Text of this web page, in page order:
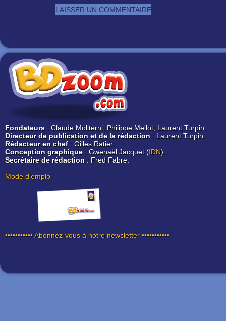
Fondateurs : Claude Moliterni, Philippe Mellot, Laurent Turpin.
Directeur de publication et de la rédaction : Laurent Turpin.
Rédacteur en chef: Gilles Ratier.
Conception graphique: Gwenaël Jacquet (IDN).
Secrétaire de rédaction : Fred Fabre.
Mode d'emploi
••••••••••• Abonnez-vous à notre newsletter •••••••••••